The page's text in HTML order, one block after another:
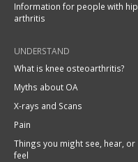
Information for people with hip
arthritis
UNDERSTAND
What is knee osteoarthritis?
Myths about OA
X-rays and Scans
Pain
Things you might see, hear, or
feel